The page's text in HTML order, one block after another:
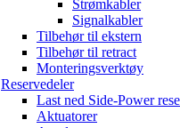
Strømkabler
Signalkabler
Tilbehør til ekstern
Tilbehør til retract
Monteringsverktøy
Reservedeler
Last ned Side-Power
Aktuatorer